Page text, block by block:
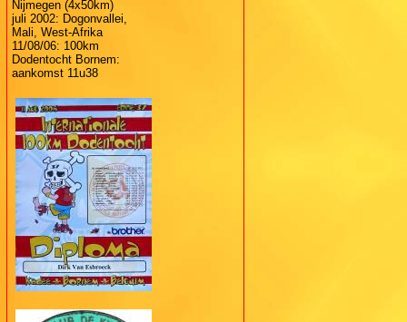
Nijmegen (4x50km)
juli 2002: Dogonvallei,
Mali, West-Afrika
11/08/06: 100km
Dodentocht Bornem:
aankomst 11u38